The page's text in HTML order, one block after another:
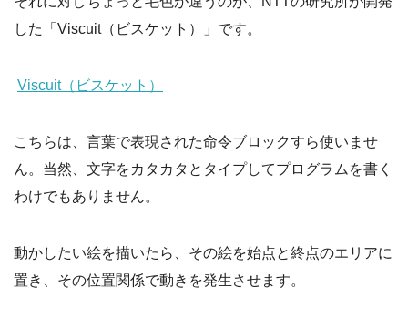
した「Viscuit（ビスケット）」です。
Viscuit（ビスケット）
こちらは、言葉で表現された命令ブロックすら使いませ
ん。当然、文字をカタカタとタイプしてプログラムを書く
わけでもありません。
動かしたい絵を描いたら、その絵を始点と終点のエリアに
置き、その位置関係で動きを発生させます。